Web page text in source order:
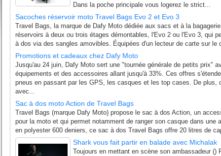
Dans la poche principale vous logerez le strict...
Sacoches réservoir moto Travel Bags Evo 2 et Evo 3
Travel Bags, la marque de Dafy Moto dédiée aux sacs et à la
réservoirs à deux ou trois étages démontables, l'Evo 2 ou l'Evo 3, qui
à dos via des sangles amovibles. Équipées d'un lecteur de carte sur
Promotions et cadeaux chez Dafy Moto
Jusqu'au 24 juin, Dafy Moto sert une "tournée générale de petits prix"
équipements et des accessoires allant jusqu'à 33%. Ces offres
pneus en passant par les GPS, les casques et les top cases. De plus,
avec...
Sac à dos moto Action de Travel Bags
Travel Bags (marque Dafy Moto) propose le sac à dos Action, un
pour la moto et qui permet notamment de ranger son casque dans une
en polyester 600 deniers, ce sac à dos Travel Bags offre 20 litres de
Shark vous fait partir en balade avec Michalak
Toujours en mettant en scène son ambassadeur ()